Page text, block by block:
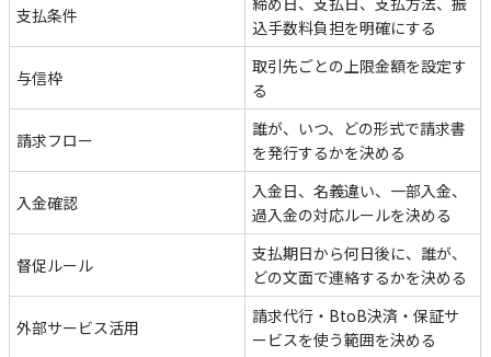
支払条件
込手数料負担を明確にする
与信枠
取引先ごとの上限金額を設定す
る
請求フロー
誰が、いつ、どの形式で請求書
を発行するかを決める
入金確認
入金日、名義違い、一部入金、
過入金の対応ルールを決める
督促ルール
支払期日から何日後に、誰が、
どの文面で連絡するかを決める
外部サービス活用
請求代行・BtoB決済・保証サ
ービスを使う範囲を決める